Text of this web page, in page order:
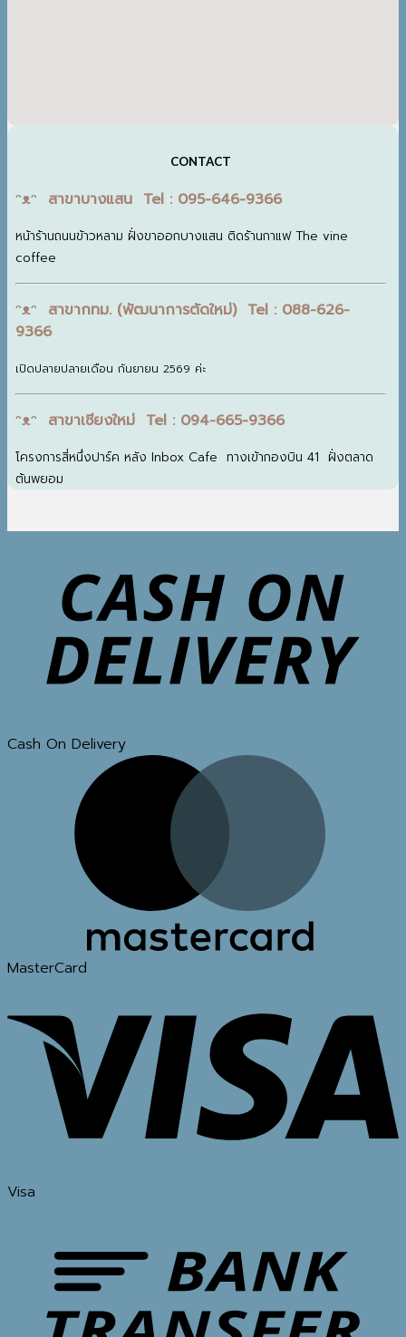
CONTACT
ᵔᴥᵔ สาขาบางแสน Tel : 095-646-9366
หน้าร้านถนนข้าวหลาม ฝั่งขาออกบางแสน ติดร้านกาแฟ The vine
coffee
ᵔᴥᵔ สาขากทม. (พัฒนาการตัดใหม่) Tel : 088-626-
9366
เปิดปลายปลายเดือน กันยายน 2569 ค่ะ
ᵔᴥᵔ สาขาเชียงใหม่ Tel : 094-665-9366
โครงการสี่หนึ่งปาร์ค หลัง Inbox Cafe ทางเข้ากองบิน 41 ฝั่งตลาด
ต้นพยอม
Cash On Delivery
MasterCard
Visa